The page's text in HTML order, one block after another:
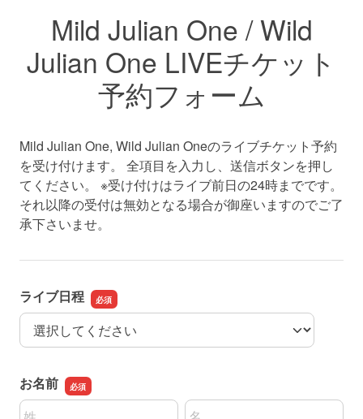
Mild Julian One / Wild
Julian One LIVEチケット
予約フォーム
Mild Julian One, Wild Julian Oneのライブチケット予約
を受け付けます。 全項目を入力し、送信ボタンを押し
てください。 ※受け付けはライブ前日の24時までです。
それ以降の受付は無効となる場合が御座いますのでご了
承下さいませ。
ライブ日程
ライブ日程
お名前
名前の姓
名前の名